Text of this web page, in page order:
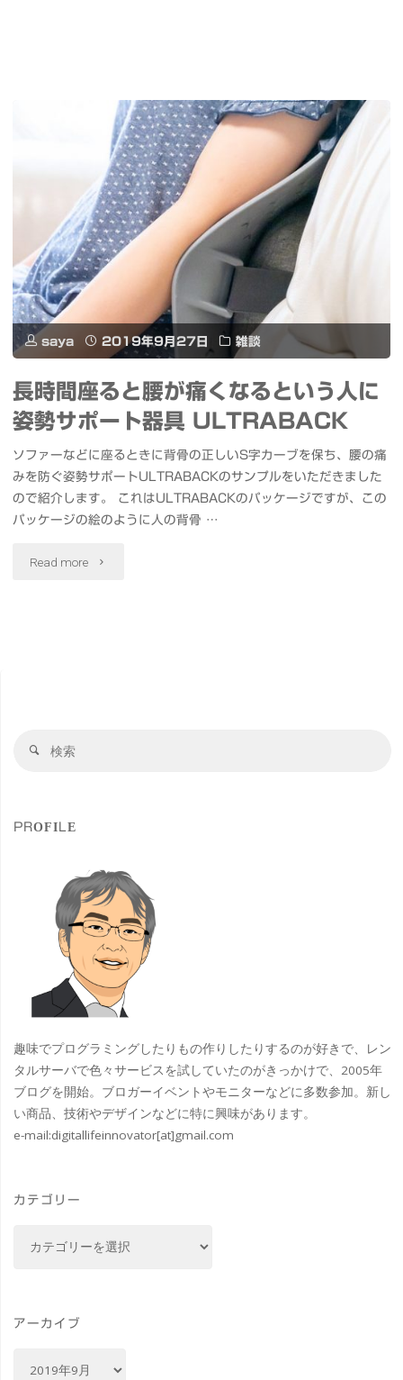
saya 2019年9月27日 雑談
長時間座ると腰が痛くなるという人に
姿勢サポート器具 ULTRABACK
ソファーなどに座るときに背骨の正しいS字カーブを保ち、腰の痛
みを防ぐ姿勢サポートULTRABACKのサンプルをいただきました
ので紹介します。 これはULTRABACKのパッケージですが、この
パッケージの絵のように人の背骨 …
Read more "長
く
な
る
と
う
人
に
サ
検
PROFILE
趣味でプログラミングしたりもの作りしたりするのが好きで、レン
タルサーバで色々サービスを試していたのがきっかけで、2005年
ブログを開始。ブロガーイベントやモニターなどに多数参加。新し
い商品、技術やデザインなどに特に興味があります。
e-mail:digitallifeinnovator[at]gmail.com
カテゴリー
ー
アーカイブ